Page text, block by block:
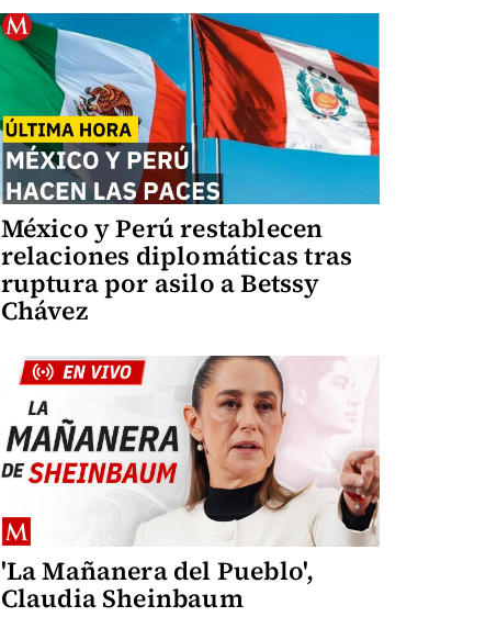
México y Perú restablecen
relaciones diplomáticas tras
ruptura por asilo a Betssy
Chávez
'La Mañanera del Pueblo',
Claudia Sheinbaum